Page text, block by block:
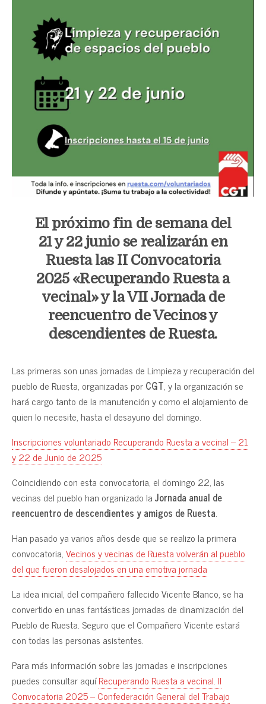
El próximo fin de semana del
21 y 22 junio se realizarán en
Ruesta las II Convocatoria
2025 «Recuperando Ruesta a
vecinal» y la VII Jornada de
reencuentro de Vecinos y
descendientes de Ruesta.
Las primeras son unas jornadas de Limpieza y recuperación del
pueblo de Ruesta, organizadas porCGT, y la organización se
hará cargo tanto de la manutención y como el alojamiento de
quien lo necesite, hasta el desayuno del domingo.
Inscripciones voluntariado Recuperando Ruesta a vecinal – 21
y 22 de Junio de 2025
Coincidiendo con esta convocatoria, el domingo 22, las
vecinas del pueblo han organizado laJornada anual de
reencuentro de descendientes y amigos de Ruesta.
Han pasado ya varios años desde que se realizo la primera
convocatoria,Vecinos y vecinas de Ruesta volverán al pueblo
del que fueron desalojados en una emotiva jornada
La idea inicial, del compañero fallecido Vicente Blanco, se ha
convertido en unas fantásticas jornadas de dinamización del
Pueblo de Ruesta. Seguro que el Compañero Vicente estará
con todas las personas asistentes.
Para más información sobre las jornadas e inscripciones
puedes consultar aquíRecuperando Ruesta a vecinal. II
Convocatoria 2025 – Confederación General del Trabajo